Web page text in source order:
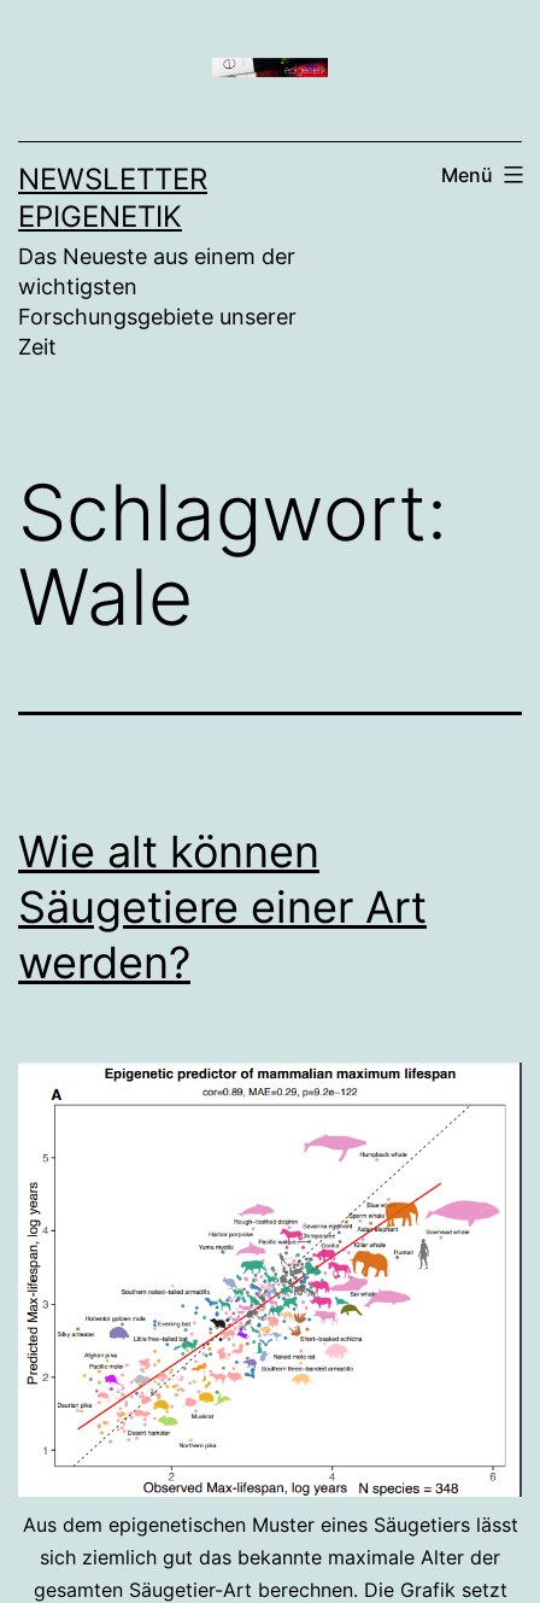
NEWSLETTER
EPIGENETIK
Das Neueste aus einem der
wichtigsten
Forschungsgebiete unserer
Zeit
Menü
Schlagwort:
Wale
Wie alt können
Säugetiere einer Art
werden?
Aus dem epigenetischen Muster eines Säugetiers lässt
sich ziemlich gut das bekannte maximale Alter der
gesamten Säugetier-Art berechnen. Die Grafik setzt